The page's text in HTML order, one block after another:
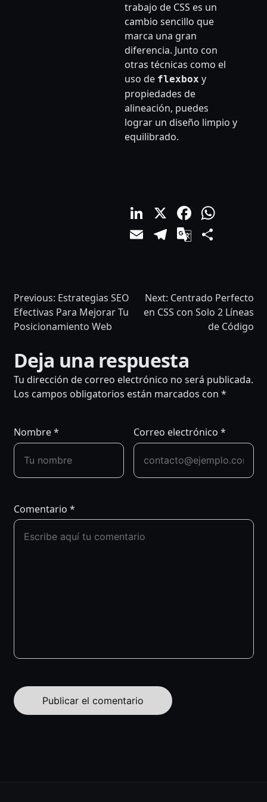
trabajo de CSS es un
cambio sencillo que
marca una gran
diferencia. Junto con
otras técnicas como el
uso de flexbox y
propiedades de
alineación, puedes
lograr un diseño limpio y
equilibrado.
LinkedIn
X
EmailTelegram
Google
NAVEGACIÓN
DE
ENTRADAS
Previous: Estrategias SEO
Efectivas Para Mejorar Tu
Posicionamiento Web
Next: Centrado Perfecto
en CSS con Solo 2 Líneas
de Código
Deja una respuesta
Tu dirección de correo electrónico no será publicada.
Los campos obligatorios están marcados con *
Nombre* Correo electrónico *
Comentario *